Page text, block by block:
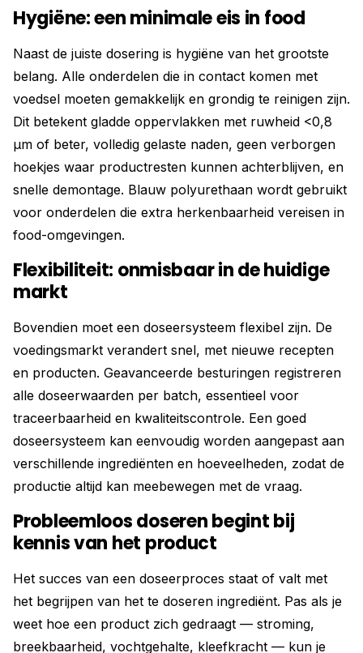
Hygiëne: een minimale eis in food
Naast de juiste dosering is hygiëne van het grootste
belang. Alle onderdelen die in contact komen met
voedsel moeten gemakkelijk en grondig te reinigen zijn.
Dit betekent gladde oppervlakken met ruwheid <0,8
µm of beter, volledig gelaste naden, geen verborgen
hoekjes waar productresten kunnen achterblijven, en
snelle demontage. Blauw polyurethaan wordt gebruikt
voor onderdelen die extra herkenbaarheid vereisen in
food-omgevingen.
Flexibiliteit: onmisbaar in de huidige
markt
Bovendien moet een doseersysteem flexibel zijn. De
voedingsmarkt verandert snel, met nieuwe recepten
en producten. Geavanceerde besturingen registreren
alle doseerwaarden per batch, essentieel voor
traceerbaarheid en kwaliteitscontrole. Een goed
doseersysteem kan eenvoudig worden aangepast aan
verschillende ingrediënten en hoeveelheden, zodat de
productie altijd kan meebewegen met de vraag.
Probleemloos doseren begint bij
kennis van het product
Het succes van een doseerproces staat of valt met
het begrijpen van het te doseren ingrediënt. Pas als je
weet hoe een product zich gedraagt — stroming,
breekbaarheid, vochtgehalte, kleefkracht — kun je